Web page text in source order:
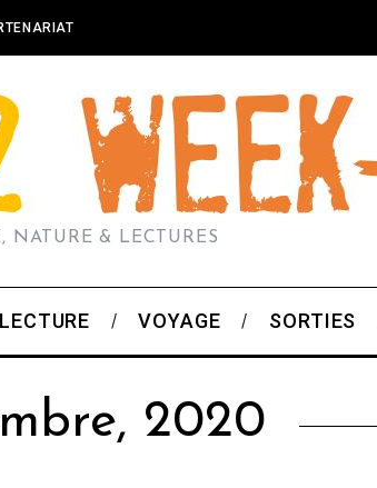
NATURE & LECTURES
LECTURE VOYAGE SORTIES
2020